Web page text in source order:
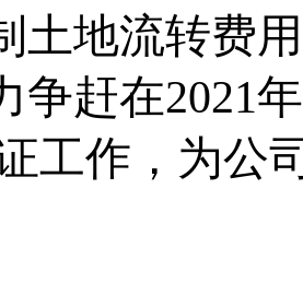
土地流转费
争赶在2021
工作，为公